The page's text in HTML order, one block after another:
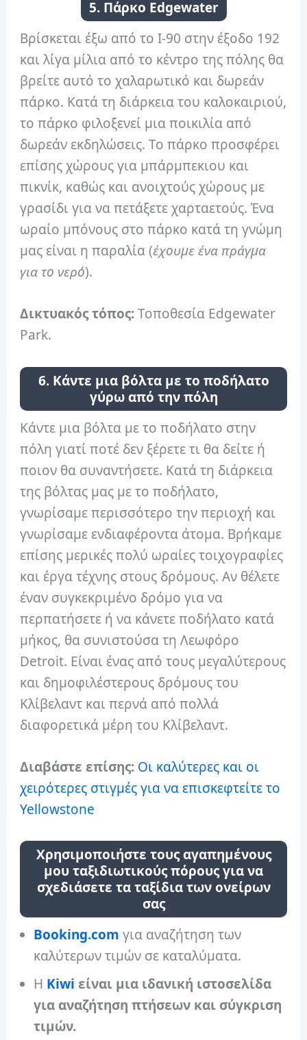
5. Πάρκο Edgewater
Βρίσκεται έξω από το I-90 στην έξοδο 192
και λίγα μίλια από το κέντρο της πόλης θα
βρείτε αυτό το χαλαρωτικό και δωρεάν
πάρκο. Κατά τη διάρκεια του καλοκαιριού,
το πάρκο φιλοξενεί μια ποικιλία από
δωρεάν εκδηλώσεις. Το πάρκο προσφέρει
επίσης χώρους για μπάρμπεκιου και
πικνίκ, καθώς και ανοιχτούς χώρους με
γρασίδι για να πετάξετε χαρταετούς. Ένα
ωραίο μπόνους στο πάρκο κατά τη γνώμη
μας είναι η παραλία (έχουμε ένα πράγμα
για το νερό).
Δικτυακός τόπος:Τοποθεσία Edgewater
Park.
6. Κάντε μια βόλτα με το ποδήλατο
γύρω από την πόλη
Κάντε μια βόλτα με το ποδήλατο στην
πόλη γιατί ποτέ δεν ξέρετε τι θα δείτε ή
ποιον θα συναντήσετε. Κατά τη διάρκεια
της βόλτας μας με το ποδήλατο,
γνωρίσαμε περισσότερο την περιοχή και
γνωρίσαμε ενδιαφέροντα άτομα. Βρήκαμε
επίσης μερικές πολύ ωραίες τοιχογραφίες
και έργα τέχνης στους δρόμους. Αν θέλετε
έναν συγκεκριμένο δρόμο για να
περπατήσετε ή να κάνετε ποδήλατο κατά
μήκος, θα συνιστούσα τη Λεωφόρο
Detroit. Είναι ένας από τους μεγαλύτερους
και δημοφιλέστερους δρόμους του
Κλίβελαντ και περνά από πολλά
διαφορετικά μέρη του Κλίβελαντ.
Διαβάστε επίσης: Οι καλύτερες και οι
χειρότερες στιγμές για να επισκεφτείτε το
Yellowstone
Χρησιμοποιήστε τους αγαπημένους
μου ταξιδιωτικούς πόρους για να
σχεδιάσετε τα ταξίδια των ονείρων
σας
Booking.com για αναζήτηση των
καλύτερων τιμών σε καταλύματα.
Η Kiwi είναι μια ιδανική ιστοσελίδα
για αναζήτηση πτήσεων και σύγκριση
τιμών.